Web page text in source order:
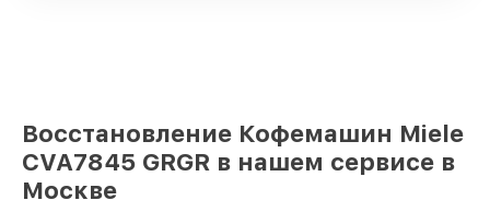
Восстановление Кофемашин Miele
CVA7845 GRGR в нашем сервисе в
Москве